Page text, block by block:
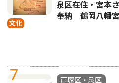
文化
泉区在住・宮本
奉納 鶴岡八幡宮
7
戸塚区・泉区